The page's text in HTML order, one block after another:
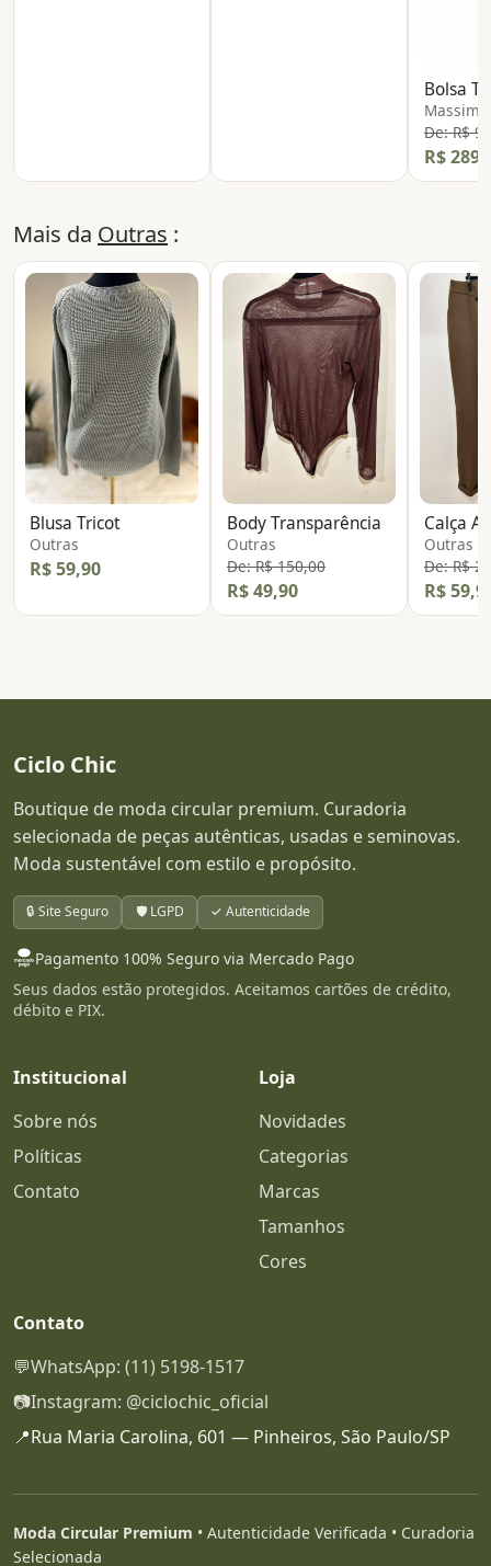
Bolsa
De: R$
R$
Mais da Outras :
Blusa Tricot
Outras
R$ 59,90
Body Transparência
Outras
De: R$ 150,00
R$ 49,90
Calça
Outras
De: R$
R$
Ciclo Chic
Boutique de moda circular premium. Curadoria
selecionada de peças autênticas, usadas e seminovas.
Moda sustentável com estilo e propósito.
🔒 Site Seguro 🛡️ LGPD ✓ Autenticidade
Pagamento 100% Seguro via Mercado Pago
Seus dados estão protegidos. Aceitamos cartões de crédito,
débito e PIX.
Institucional
Sobre nós
Políticas
Contato
Loja
Novidades
Categorias
Marcas
Tamanhos
Cores
Contato
💬WhatsApp: (11) 5198-1517
📷Instagram: @ciclochic_oficial
📍Rua Maria Carolina, 601 — Pinheiros, São Paulo/SP
Moda Circular Premium • Autenticidade Verificada • Curadoria
Selecionada